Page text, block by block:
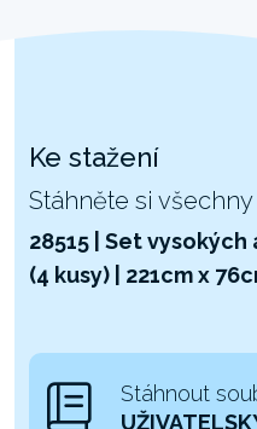
Ke stažení
Stáhněte si
28515 | Set
(4 kusy) | 221cm x
Stáhnout